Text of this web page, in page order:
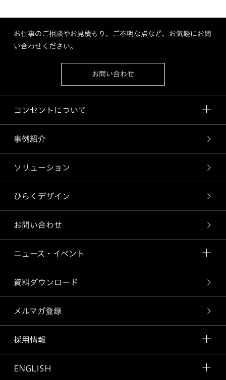
お仕事のご相談やお見積もり、ご不明な点など、お気軽にお問
い合わせください。
お問い合わせ
コンセントについて
事例紹介
ソリューション
ひらくデザイン
お問い合わせ
ニュース・イベント
資料ダウンロード
メルマガ登録
採用情報
ENGLISH